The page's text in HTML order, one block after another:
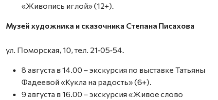
«Живопись иглой» (12+).
Музей художника и сказочника Степана Писахова
ул. Поморская, 10, тел. 21‑05‑54.
8 августа в 14.00 – экскурсия по выставке Татьяны
Фадеевой «Кукла на радость» (6+).
9 августа в 16.00 – экскурсия «Живое слово